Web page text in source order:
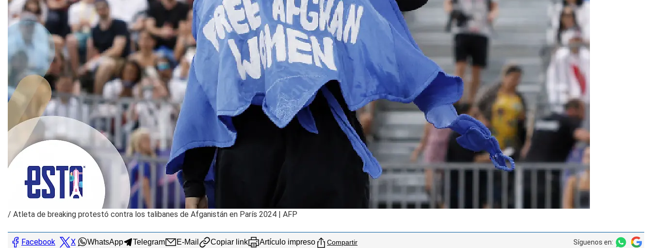
/ Atleta de breaking protestó contra los talibanes de Afganistán en París 2024 | AFP
Facebook X WhatsApp Telegram E-Mail Copiar link Artículo impreso Compartir Síguenos en: